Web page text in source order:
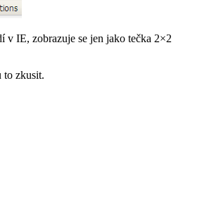
v IE, zobrazuje se jen jako tečka 2×2
to zkusit.